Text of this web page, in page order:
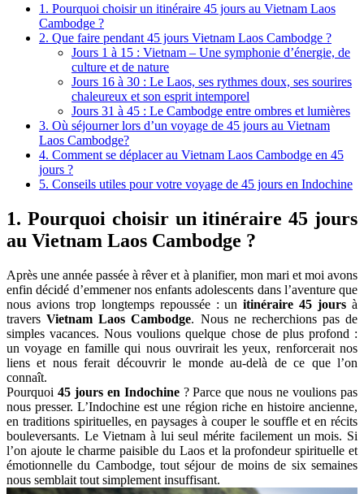
1. Pourquoi choisir un itinéraire 45 jours au Vietnam Laos
Cambodge ?
2. Que faire pendant 45 jours Vietnam Laos Cambodge ?
Jours 1 à 15 : Vietnam – Une symphonie d’énergie, de
culture et de nature
Jours 16 à 30 : Le Laos, ses rythmes doux, ses sourires
chaleureux et son esprit intemporel
Jours 31 à 45 : Le Cambodge entre ombres et lumières
3. Où séjourner lors d’un voyage de 45 jours au Vietnam
Laos Cambodge?
4. Comment se déplacer au Vietnam Laos Cambodge en 45
jours ?
5. Conseils utiles pour votre voyage de 45 jours en Indochine
1. Pourquoi choisir un itinéraire 45 jours
au Vietnam Laos Cambodge ?
Après une année passée à rêver et à planifier, mon mari et moi avons
enfin décidé d’emmener nos enfants adolescents dans l’aventure que
nous avions trop longtemps repoussée : unitinéraire 45 jours à
traversVietnam Laos Cambodge. Nous ne recherchions pas de
simples vacances. Nous voulions quelque chose de plus profond :
un voyage en famille qui nous ouvrirait les yeux, renforcerait nos
liens et nous ferait découvrir le monde au-delà de ce que l’on
connaît.
Pourquoi 45 jours en Indochine? Parce que nous ne voulions pas
nous presser. L’Indochine est une région riche en histoire ancienne,
en traditions spirituelles, en paysages à couper le souffle et en récits
bouleversants. Le Vietnam à lui seul mérite facilement un mois. Si
l’on ajoute le charme paisible du Laos et la profondeur spirituelle et
émotionnelle du Cambodge, tout séjour de moins de six semaines
nous semblait tout simplement insuffisant.